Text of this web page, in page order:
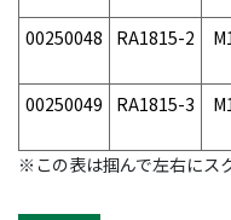
00250048 RA1815-2
00250049 RA1815-3
※この表は掴んで左右にス